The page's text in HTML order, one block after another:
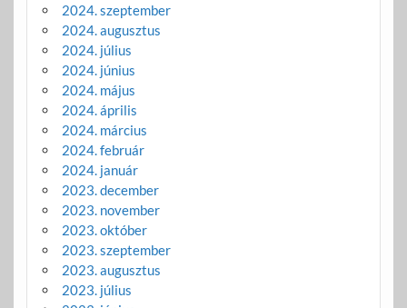
2024. szeptember
2024. augusztus
2024. július
2024. június
2024. május
2024. április
2024. március
2024. február
2024. január
2023. december
2023. november
2023. október
2023. szeptember
2023. augusztus
2023. július